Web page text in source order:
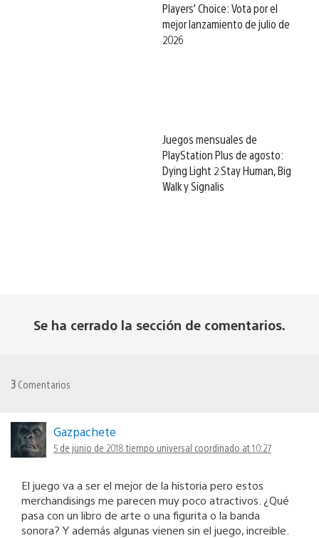
Players’ Choice: Vota por el
mejor lanzamiento de julio de
2026
Juegos mensuales de
PlayStation Plus de agosto:
Dying Light 2 Stay Human, Big
Walk y Signalis
Se ha cerrado la sección de comentarios.
3 Comentarios
Gazpachete
5 de junio de 2018 tiempo universal coordinado at 10:27
El juego va a ser el mejor de la historia pero estos
merchandisings me parecen muy poco atractivos. ¿Qué
pasa con un libro de arte o una figurita o la banda
sonora? Y además algunas vienen sin el juego, increible.